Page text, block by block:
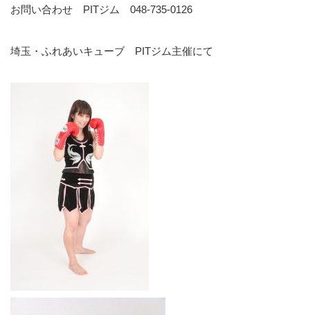
お問い合わせ PITジム 048-735-0126
埼玉・ふれあいキューブ PITジム主催にて